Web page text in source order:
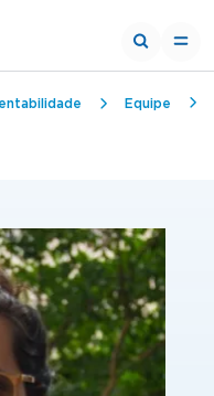
Equipe